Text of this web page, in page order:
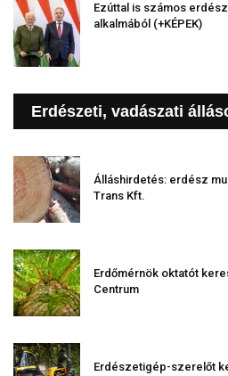
Ezúttal is számos
alkalmából (+KÉPEK)
Erdészeti, vadászati
Álláshirdetés: erdész
Trans Kft.
Erdőmérnök oktatót
Centrum
Erdészetigép-szerelőt